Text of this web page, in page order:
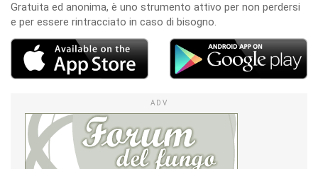
Gratuita ed anonima, è uno strumento attivo per non perdersi
e per essere rintracciato in caso di bisogno.
ADV